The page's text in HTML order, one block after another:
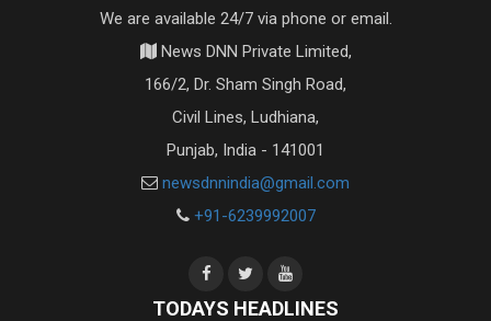
We are available 24/7 via phone or email.
News DNN Private Limited,
166/2, Dr. Sham Singh Road,
Civil Lines, Ludhiana,
Punjab, India - 141001
newsdnnindia@gmail.com
+91-6239992007
TODAYS HEADLINES